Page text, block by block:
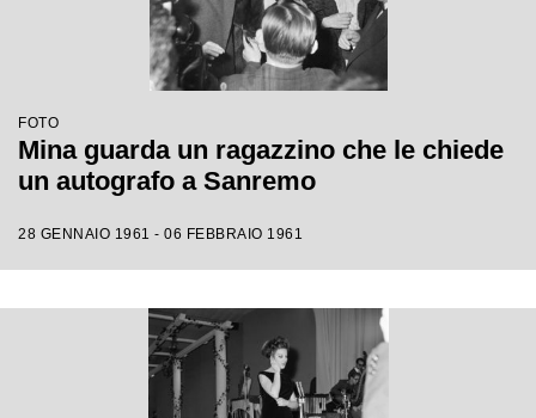
FOTO
Mina guarda un ragazzino che le chiede
un autografo a Sanremo
28 GENNAIO 1961 - 06 FEBBRAIO 1961